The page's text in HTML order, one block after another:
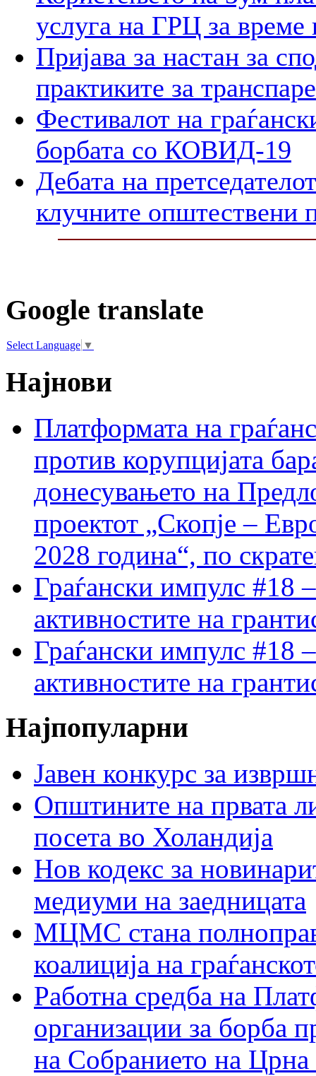
услуга на ГРЦ за време
Пријава за настан за
практиките за
Фестивалот на
борбата со КОВИД-19
Дебата на
клучните општествени
Google translate
Select Language ▼
Најнови
Платформата на
против корупцијата
донесувањето на
проектот „Скопје –
2028 година“, по
Граѓански импулс #18
активностите на
Граѓански импулс #18
активностите на
Најпопуларни
Јавен конкурс за
Општините на првата
посета во Холандија
Нов кодекс за
медиуми на заедницата
МЦМС стана
коалиција на
Работна средба на
организации за борба
на Собранието на Црна